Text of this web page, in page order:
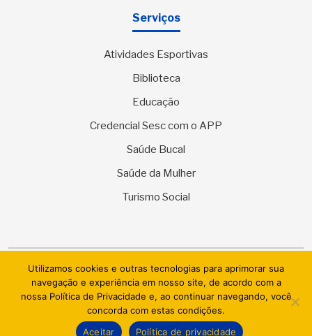
Serviços
Atividades Esportivas
Biblioteca
Educação
Credencial Sesc com o APP
Saúde Bucal
Saúde da Mulher
Turismo Social
© 2026 SESC Sergipe - Serviço Social do Comércio. Todos os
direitos reservados.
AI.BRAZIL TECHNOLOGIES & DATACENTER LTDA
Utilizamos cookies e outras tecnologias para aprimorar sua
navegação e experiência em nosso site, de acordo com a
nossa Política de Privacidade e, ao continuar navegando, você
concorda com estas condições.
Aceitar
Política de privacidade